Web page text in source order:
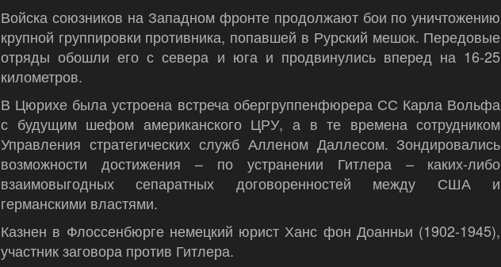
Войска союзников на Западном фронте продолжают бои по уничтожению
крупной группировки противника, попавшей в Рурский мешок. Передовые
отряды обошли его с севера и юга и продвинулись вперед на 16-25
километров.
В Цюрихе была устроена встреча обергруппенфюрера СС Карла Вольфа
с будущим шефом американского ЦРУ, а в те времена сотрудником
Управления стратегических служб Алленом Даллесом. Зондировались
возможности достижения – по устранении Гитлера – каких-либо
взаимовыгодных сепаратных договоренностей между США и
германскими властями.
Казнен в Флоссенбюрге немецкий юрист Ханс фон Доанньи (1902-1945),
участник заговора против Гитлера.